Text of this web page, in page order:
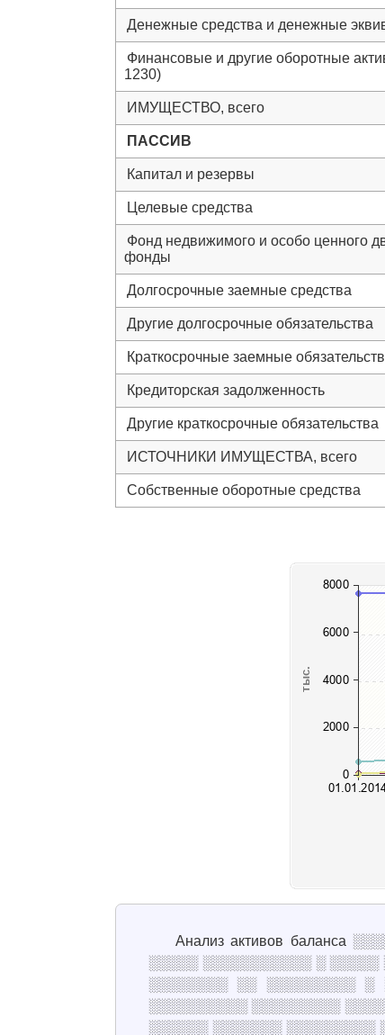
Денежные средства и денежные
Финансовые и другие оборотные
1230)
ИМУЩЕСТВО, всего
ПАССИВ
Капитал и резервы
Целевые средства
Фонд недвижимого и особо ценного
фонды
Долгосрочные заемные средства
Другие долгосрочные обязательства
Краткосрочные заемные
Кредиторская задолженность
Другие краткосрочные обязательства
ИСТОЧНИКИ ИМУЩЕСТВА, всего
Собственные оборотные средства
Анализ активов баланса
░░░░░ ░░░░░░░░░░░ ░
░░░░░░░░ ░░ ░░░░░░░░░
░░░░░░░░░░ ░░░░░░░░░
░░░░░░ ░░░░░░░ ░░░░░░░░░